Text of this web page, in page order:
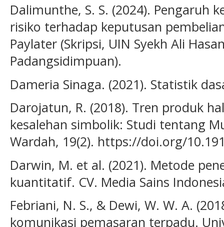
Dalimunthe, S. S. (2024). Pengaruh
risiko terhadap keputusan
Paylater (Skripsi, UIN Syekh Ali
Padangsidimpuan).
Dameria Sinaga. (2021). Statistik
Darojatun, R. (2018). Tren produk
kesalehan simbolik: Studi tentang
Wardah, 19(2). https://doi.org/
Darwin, M. et al. (2021). Metode
kuantitatif. CV. Media Sains
Febriani, N. S., & Dewi, W. W. A.
komunikasi pemasaran terpadu.